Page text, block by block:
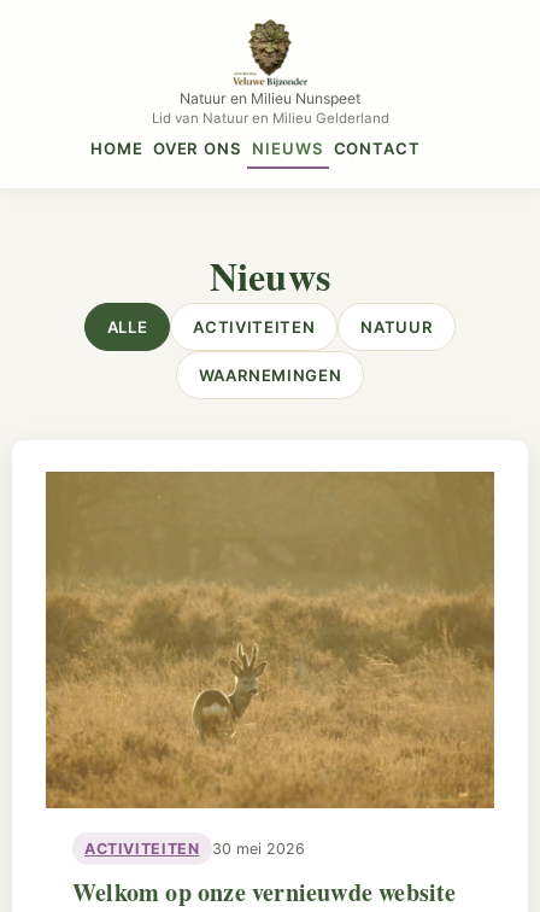
Natuur en Milieu Nunspeet
Lid van Natuur en Milieu Gelderland
HOME OVER ONS NIEUWS CONTACT
Nieuws
ALLE ACTIVITEITEN NATUUR
WAARNEMINGEN
ACTIVITEITEN 30 mei 2026
Welkom op onze vernieuwde website